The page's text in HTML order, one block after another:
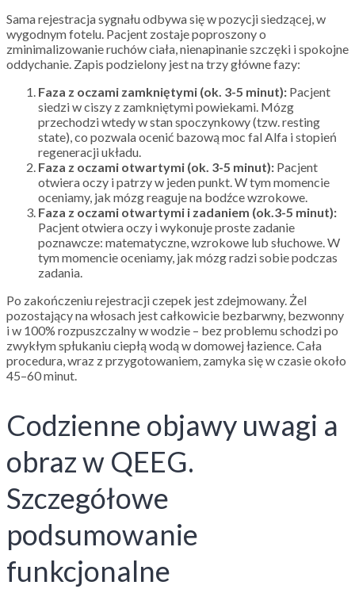
Sama rejestracja sygnału odbywa się w pozycji siedzącej, w
wygodnym fotelu. Pacjent zostaje poproszony o
zminimalizowanie ruchów ciała, nienapinanie szczęki i spokojne
oddychanie. Zapis podzielony jest na trzy główne fazy:
Faza z oczami zamkniętymi (ok. 3-5 minut): Pacjent
siedzi w ciszy z zamkniętymi powiekami. Mózg
przechodzi wtedy w stan spoczynkowy (tzw. resting
state), co pozwala ocenić bazową moc fal Alfa i stopień
regeneracji układu.
Faza z oczami otwartymi (ok. 3-5 minut): Pacjent
otwiera oczy i patrzy w jeden punkt. W tym momencie
oceniamy, jak mózg reaguje na bodźce wzrokowe.
Faza z oczami otwartymi i zadaniem (ok.3-5 minut):
Pacjent otwiera oczy i wykonuje proste zadanie
poznawcze: matematyczne, wzrokowe lub słuchowe. W
tym momencie oceniamy, jak mózg radzi sobie podczas
zadania.
Po zakończeniu rejestracji czepek jest zdejmowany. Żel
pozostający na włosach jest całkowicie bezbarwny, bezwonny
i w 100% rozpuszczalny w wodzie – bez problemu schodzi po
zwykłym spłukaniu ciepłą wodą w domowej łazience. Cała
procedura, wraz z przygotowaniem, zamyka się w czasie około
45–60 minut.
Codzienne objawy uwagi a
obraz w QEEG.
Szczegółowe
podsumowanie
funkcjonalne